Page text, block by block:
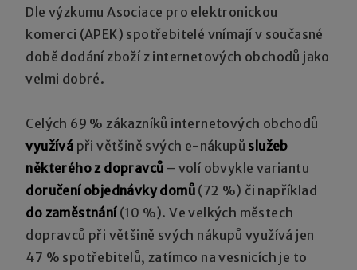
Dle výzkumu Asociace pro elektronickou
komerci (APEK) spotřebitelé vnímají v současné
době dodání zboží z internetových obchodů jako
velmi dobré.
Celých 69 % zákazníků internetových obchodů
využívá při většině svých e-nákupů služeb
některého z dopravců – volí obvykle variantu
doručení objednávky domů (72 %) či například
do zaměstnání (10 %). Ve velkých městech
dopravců při většině svých nákupů využívá jen
47 % spotřebitelů, zatímco na vesnicích je to